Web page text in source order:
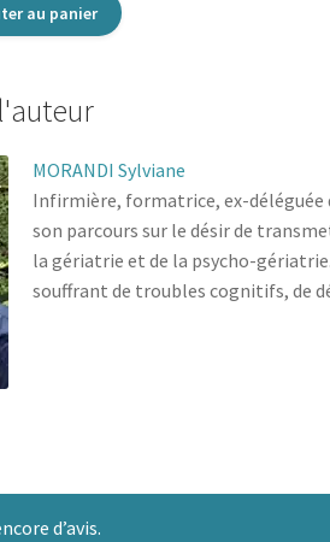
au panier
MORANDI Sylviane
Infirmière, formatrice, ex-
son parcours sur le désir de
la gériatrie et de la psycho-gériatrie.
souffrant de troubles cognitifs, de
d’avis.